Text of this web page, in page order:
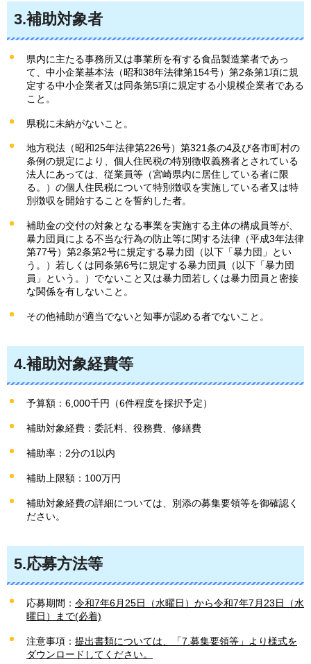
3.補助対象者
県内に主たる事務所又は事業所を有する食品製造業者であっ
て、中小企業基本法（昭和38年法律第154号）第2条第1項に規
定する中小企業者又は同条第5項に規定する小規模企業者である
こと。
県税に未納がないこと。
地方税法（昭和25年法律第226号）第321条の4及び各市町村の
条例の規定により、個人住民税の特別徴収義務者とされている
法人にあっては、従業員等（宮崎県内に居住している者に限
る。）の個人住民税について特別徴収を実施している者又は特
別徴収を開始することを誓約した者。
補助金の交付の対象となる事業を実施する主体の構成員等が、
暴力団員による不当な行為の防止等に関する法律（平成3年法律
第77号）第2条第2号に規定する暴力団（以下「暴力団」とい
う。）若しくは同条第6号に規定する暴力団員（以下「暴力団
員」という。）でないこと又は暴力団若しくは暴力団員と密接
な関係を有しないこと。
その他補助が適当でないと知事が認める者でないこと。
4.補助対象経費等
予算額：6,000千円（6件程度を採択予定）
補助対象経費：委託料、役務費、修繕費
補助率：2分の1以内
補助上限額：100万円
補助対象経費の詳細については、別添の募集要領等を御確認く
ださい。
5.応募方法等
応募期間： 令和7年6月25日（水曜日）から令和7年7月23日（水
曜日）まで(必着)
注意事項： 提出書類については、「7.募集要領等」より様式を
ダウンロードしてください。